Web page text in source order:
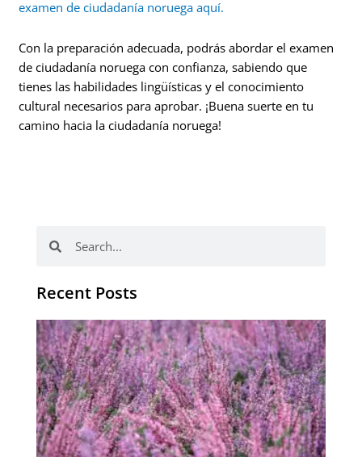
examen de ciudadanía noruega aquí.
Con la preparación adecuada, podrás abordar el examen
de ciudadanía noruega con confianza, sabiendo que
tienes las habilidades lingüísticas y el conocimiento
cultural necesarios para aprobar. ¡Buena suerte en tu
camino hacia la ciudadanía noruega!
Recent Posts